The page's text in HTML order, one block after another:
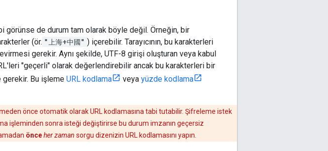
görünse de durum tam olarak böyle değil. Örneğin, bir
(ör. "上海+中國" ) içerebilir. Tarayıcının, bu karakterleri
gerekir. Aynı şekilde, UTF-8 girişi oluşturan veya kabul
"geçerli" olarak değerlendirebilir ancak bu karakterleri bir
Bu işleme URL kodlama veya yüzde kodlama
önce otomatik olarak URL kodlamasına tabi tutabilir. Şifreleme istek
işleminden sonra isteği değiştirirse bu durum imzanın geçersiz
önceher zaman sorgu dizenizin URL kodlamasını yapın.